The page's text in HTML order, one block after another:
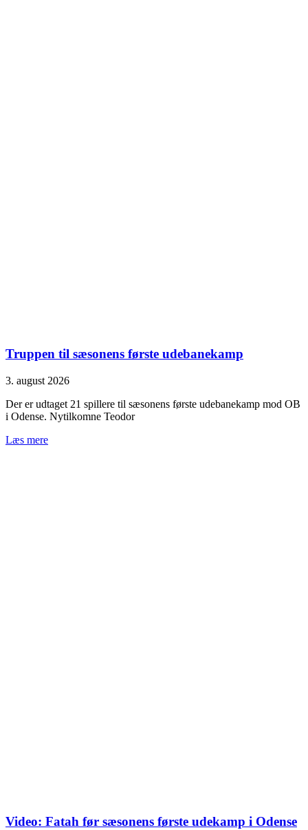
Truppen til sæsonens første udebanekamp
3. august 2026
Der er udtaget 21 spillere til sæsonens første udebanekamp mod OB
i Odense. Nytilkomne Teodor
Læs mere
Video: Fatah før sæsonens første udekamp i Odense